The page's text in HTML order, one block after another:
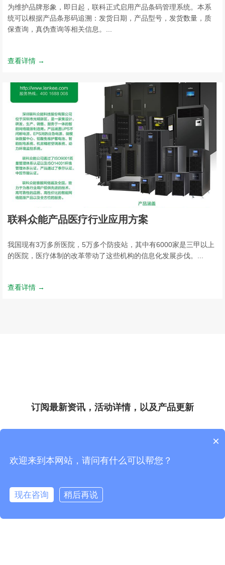
为维护品牌形象，即日起，联科正式启用产品条码管理系统。本系
统可以根据产品条形码追溯：发货日期，产品型号，发货数量，质
保查询，真伪查询等相关信息。...
查看详情 →
联科众能产品医疗行业应用方案
我国现有3万多所医院，5万多个防疫站，其中有6000家是三甲以上
的医院，医疗体制的改革带动了这些机构的信息化发展步伐。...
查看详情 →
订阅最新资讯，活动详情，以及产品更新
*
×
欢迎来到本网站，请问有什么可以帮您？
现在咨询 稍后再说